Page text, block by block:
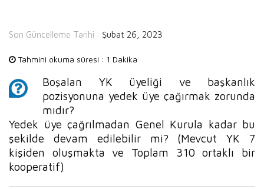
Son Güncelleme Tarihi : Şubat 26, 2023
Tahmini okuma süresi : 1 Dakika
Boşalan YK üyeliği ve başkanlık
pozisyonuna yedek üye çağırmak zorunda
mıdır?
Yedek üye çağrılmadan Genel Kurula kadar bu
şekilde devam edilebilir mi? (Mevcut YK 7
kişiden oluşmakta ve Toplam 310 ortaklı bir
kooperatif)